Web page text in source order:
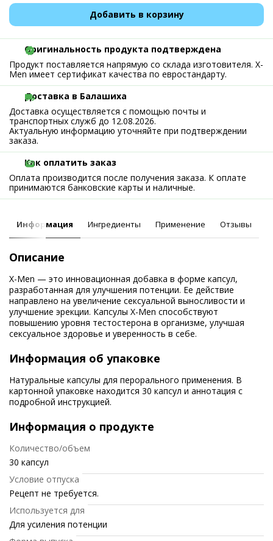
Добавить в корзину
Оригинальность продукта подтверждена
Продукт поставляется напрямую со склада изготовителя. X-
Men имеет сертификат качества по евростандарту.
Доставка в Балашиха
Доставка осуществляется с помощью почты и
транспортных служб до 12.08.2026.
Актуальную информацию уточняйте при подтверждении
заказа.
Как оплатить заказ
Оплата производится после получения заказа. К оплате
принимаются банковские карты и наличные.
Информация Ингредиенты Применение Отзывы
Описание
X-Men — это инновационная добавка в форме капсул,
разработанная для улучшения потенции. Ее действие
направлено на увеличение сексуальной выносливости и
улучшение эрекции. Капсулы X-Men способствуют
повышению уровня тестостерона в организме, улучшая
сексуальное здоровье и уверенность в себе.
Информация об упаковке
Натуральные капсулы для перорального применения. В
картонной упаковке находится 30 капсул и аннотация с
подробной инструкцией.
Информация о продукте
Количество/объем
30 капсул
Условие отпуска
Рецепт не требуется.
Используется для
Для усиления потенции